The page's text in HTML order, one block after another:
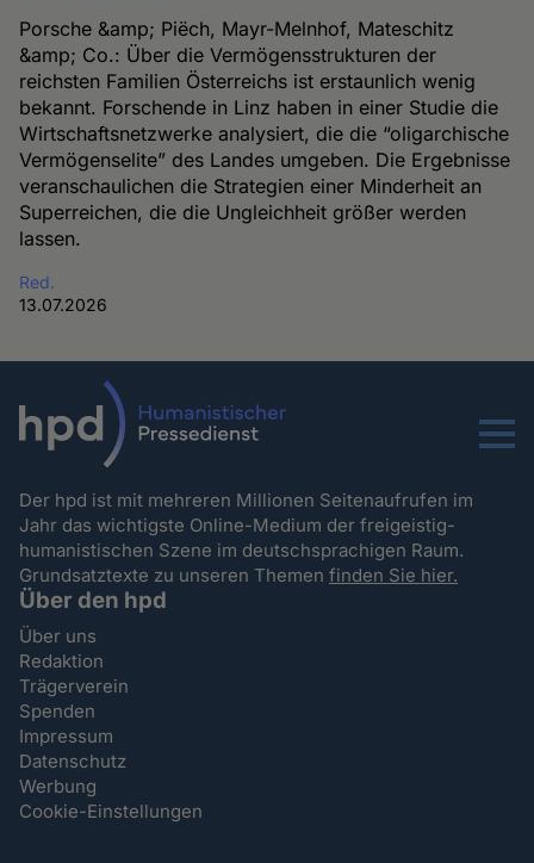
Porsche &amp; Piëch, Mayr-Melnhof, Mateschitz
&amp; Co.: Über die Vermögensstrukturen der
reichsten Familien Österreichs ist erstaunlich wenig
bekannt. Forschende in Linz haben in einer Studie die
Wirtschaftsnetzwerke analysiert, die die “oligarchische
Vermögenselite” des Landes umgeben. Die Ergebnisse
veranschaulichen die Strategien einer Minderheit an
Superreichen, die die Ungleichheit größer werden
lassen.
Red.
13.07.2026
Menu
Der hpd ist mit mehreren Millionen Seitenaufrufen im
Jahr das wichtigste Online-Medium der freigeistig-
humanistischen Szene im deutschsprachigen Raum.
Grundsatztexte zu unseren Themenfinden Sie hier.
Über den hpd
Über uns
Redaktion
Trägerverein
Spenden
Impressum
Datenschutz
Werbung
Cookie-Einstellungen